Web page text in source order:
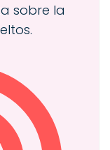
sobre la